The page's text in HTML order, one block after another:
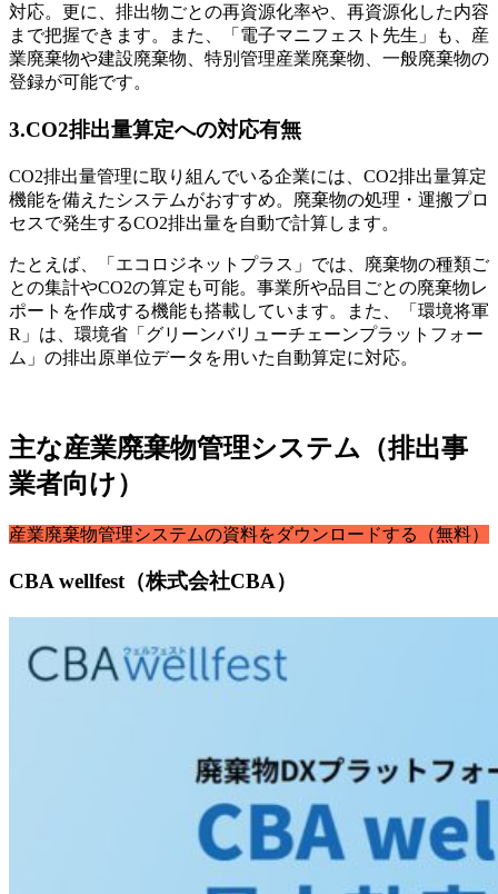
対応。更に、排出物ごとの再資源化率や、再資源化した内容
まで把握できます。また、「電子マニフェスト先生」も、産
業廃棄物や建設廃棄物、特別管理産業廃棄物、一般廃棄物の
登録が可能です。
3.CO2排出量算定への対応有無
CO2排出量管理に取り組んでいる企業には、CO2排出量算定
機能を備えたシステムがおすすめ。廃棄物の処理・運搬プロ
セスで発生するCO2排出量を自動で計算します。
たとえば、「エコロジネットプラス」では、廃棄物の種類ご
との集計やCO2の算定も可能。事業所や品目ごとの廃棄物レ
ポートを作成する機能も搭載しています。また、「環境将軍
R」は、環境省「グリーンバリューチェーンプラットフォー
ム」の排出原単位データを用いた自動算定に対応。
主な産業廃棄物管理システム（排出事
業者向け）
産業廃棄物管理システムの資料をダウンロードする（無料）
CBA wellfest（株式会社CBA）